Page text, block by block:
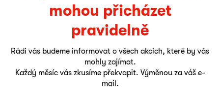
mohou přicházet
pravidelně
Rádi vás budeme informovat o všech akcích, které by vás
mohly zajímat.
Každý měsíc vás zkusíme překvapit. Výměnou za váš e-
mail.